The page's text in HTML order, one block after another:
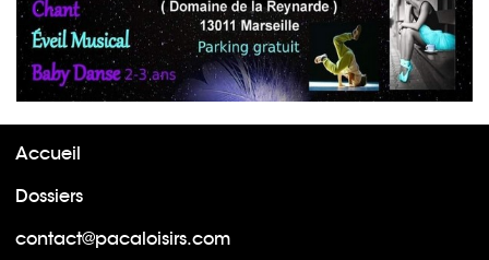
Accueil
Dossiers
contact@pacaloisirs.com